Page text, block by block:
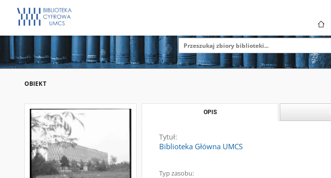
OBIEKT
OPIS
Tytuł:
Biblioteka Główna UMCS
Typ zasobu: